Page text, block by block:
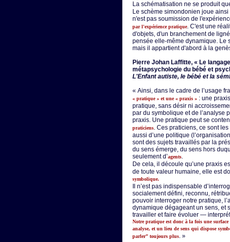
La schématisation ne se produit
Le schème simondonien joue
n'est pas soumission de
par l'expérience pratique. C'est une
d'objets, d'un branchement de
pensée elle-même dynamique. Le
mais il appartient d'abord à la
Pierre Johan Laffitte, « Le
métapsychologie du bébé et
L'Enfant autiste, le bébé et la
« Ainsi, dans le cadre de l’usage
« pratique » et une « praxis » : une
pratique, sans désir ni
par du symbolique et de l’analyse
praxis. Une pratique peut se
praticiens. Ces praticiens, ce sont
aussi d’une politique
sont des sujets travaillés par la
du sens émerge, du sens hors
seulement d’agents.
De cela, il découle qu’une praxis
de toute valeur humaine, elle est
symbolique.
Il n’est pas indispensable
socialement défini, reconnu,
pouvoir interroger notre pratique,
dynamique dégageant un sens, et
travailler et faire évoluer —
Notre pratique est donc à la fois une
analyse, et un lieu de sens qui dispose
parler” toujours plus. »